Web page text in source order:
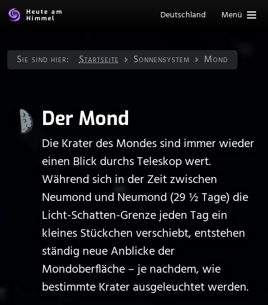
Heute am
Himmel
Deutschland Menü
Sie sind hier: Startseite Sonnen­system Mond
Der Mond
Die Krater des Mondes sind immer wieder
einen Blick durchs Teleskop wert.
Während sich in der Zeit zwischen
Neumond und Neumond (29 ½ Tage) die
Licht-Schatten-Grenze jeden Tag ein
kleines Stückchen verschiebt, entstehen
ständig neue Anblicke der
Mondoberfläche – je nachdem, wie
bestimmte Krater ausgeleuchtet werden.